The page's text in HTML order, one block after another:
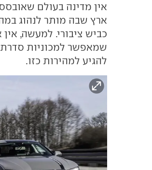
אין מדינה בעולם
כביש ציבורי. למעשה,
שמאפשר למכוניות
להגיע למהירות כזו.